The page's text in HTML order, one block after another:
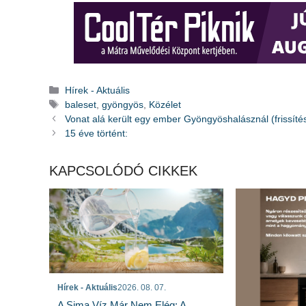
Kategória
Hírek - Aktuális
Címkék
baleset ,gyöngyös Közélet
Vonat alá került egy ember Gyöngyöshalásznál
15 éve történt:
KAPCSOLÓDÓ CIKKEK
Hírek - Aktuális2026. 08. 07.